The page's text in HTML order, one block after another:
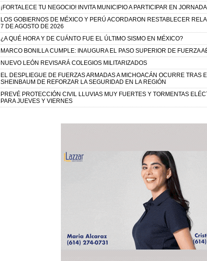
¡FORTALECE TU NEGOCIO! INVITA MUNICIPIO A PARTICIPAR EN
LOS GOBIERNOS DE MÉXICO Y PERÚ ACORDARON RESTABLECER
7 DE AGOSTO DE 2026
¿A QUÉ HORA Y DE CUÁNTO FUE EL ÚLTIMO SISMO EN MÉXICO?
MARCO BONILLA CUMPLE: INAUGURA EL PASO SUPERIOR DE FUERZA
NUEVO LEÓN REVISARÁ COLEGIOS MILITARIZADOS
EL DESPLIEGUE DE FUERZAS ARMADAS A MICHOACÁN OCURRE TRAS
SHEINBAUM DE REFORZAR LA SEGURIDAD EN LA REGIÓN
PREVÉ PROTECCIÓN CIVIL LLUVIAS MUY FUERTES Y TORMENTAS
PARA JUEVES Y VIERNES